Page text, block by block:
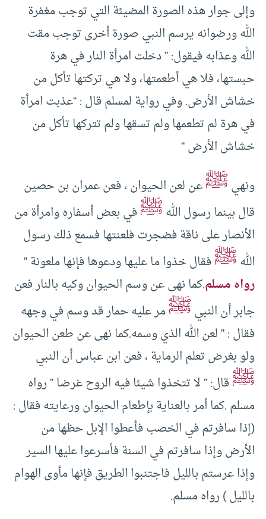
وإلى جوار هذه الصورة المضيئة التي توجب مغفرة
الله ورضوانه يرسم النبي صورة أخرى توجب مقت
الله وعذابه فيقول: ” دخلت امرأة النار في هرة
حبستها، فلا هي أطعمتها، ولا هي تركتها تأكل من
خشاش الأرض. وفي رواية لمسلم قال : “عذبت امرأة
في هرة لم تطعمها ولم تسقها ولم تتركها تأكل من
خشاش الأرض “
ونهيﷺعن لعن الحيوان ، فعن عمران بن حصين
قال بينما رسول اللهﷺفي بعض أسفاره وامرأة من
الأنصار على ناقة فضجرت فلعنتها فسمع ذلك رسول
اللهﷺفقال خذوا ما عليها ودعوها فإنها ملعونة ”
رواه مسلم.كما نهى عن وسم الحيوان وكيه بالنار فعن
جابر أن النبيﷺمر عليه حمار قد وسم في وجهه
فقال : ” لعن الله الذي وسمه.كما نهى عن طعن الحيوان
ولو بغرض تعلم الرماية ، فعن ابن عباس أن النبي
ﷺقال: ” لا تتخذوا شيئا فيه الروح غرضا ” رواه
مسلم .كما أمر بالعناية بإطعام الحيوان ورعايته فقال :
(إذا سافرتم في الخصب فأعطوا الإبل حظها من
الأرض وإذا سافرتم في السنة فأسرعوا عليها السير
وإذا عرستم بالليل فاجتنبوا الطريق فإنها مأوى الهوام
بالليل ) رواه مسلم.